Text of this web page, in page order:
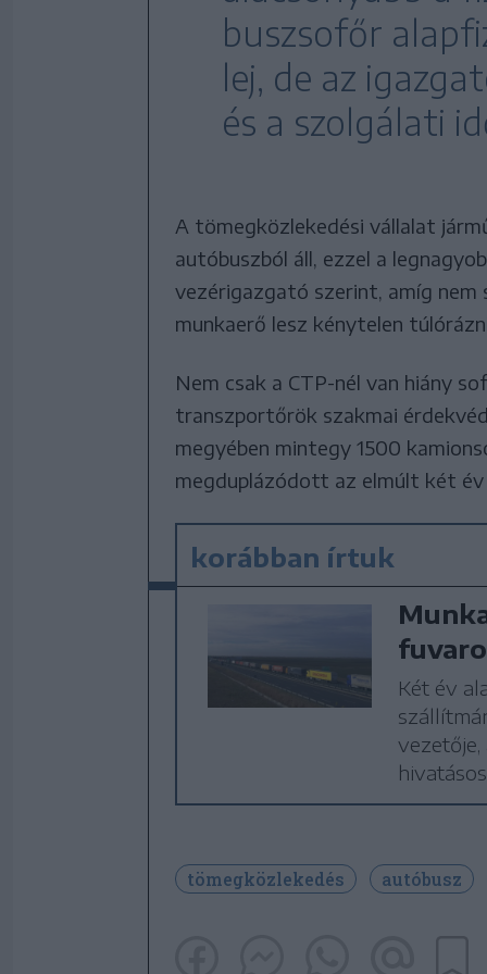
buszsofőr
lej, de az
és a szolgálati
A tömegközlekedési vállalat
autóbuszból áll, ezzel a
vezérigazgató szerint, amíg nem
munkaerő lesz kénytelen
Nem csak a CTP-nél van hiány
transzportőrök szakmai
megyében mintegy 1500
megduplázódott az elmúlt két
korábban írtuk
Két év
tömegközlekedés autóbusz